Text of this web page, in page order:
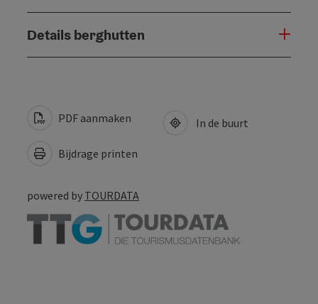
Details berghutten
PDF aanmaken
Bijdrage printen
In de buurt
powered by TOURDATA